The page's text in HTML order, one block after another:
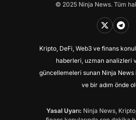
© 2025 Ninja News. Tüm
Kripto, DeFi, Web3 ve finans
haberleri, uzman analizleri
güncellemeleri sunan Ninja News
ve bir adım önde
Yasal Uyarı: Ninja News,